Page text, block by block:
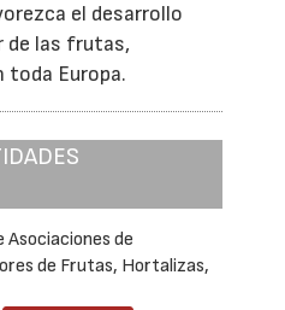
el desarrollo
de las frutas,
Europa.
Asociaciones de
de Frutas, Hortalizas,